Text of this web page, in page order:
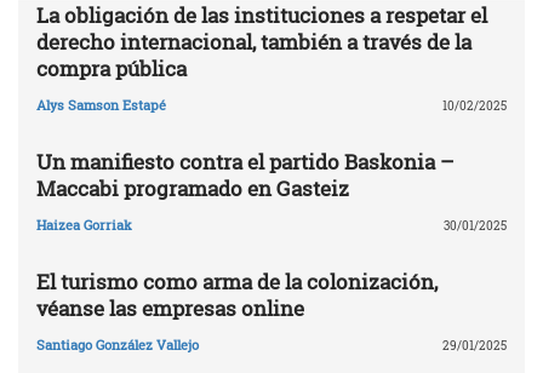
La obligación de las instituciones a respetar el
derecho internacional, también a través de la
compra pública
Alys Samson Estapé 10/02/2025
Un manifiesto contra el partido Baskonia –
Maccabi programado en Gasteiz
Haizea Gorriak 30/01/2025
El turismo como arma de la colonización,
véanse las empresas online
Santiago González Vallejo 29/01/2025